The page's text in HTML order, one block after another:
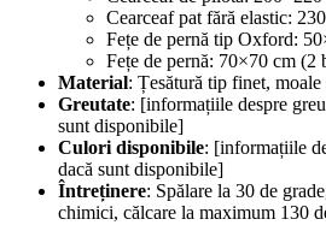
Cearceaf pat fără elastic:
Fețe de pernă tip Oxford:
Fețe de pernă: 70×70 cm (2
Material: Țesătură tip finet,
Greutate: [informațiile despre
sunt disponibile]
Culori disponibile: [informațiile
dacă sunt disponibile]
Întreținere: Spălare la 30 de
chimici, călcare la maximum 130